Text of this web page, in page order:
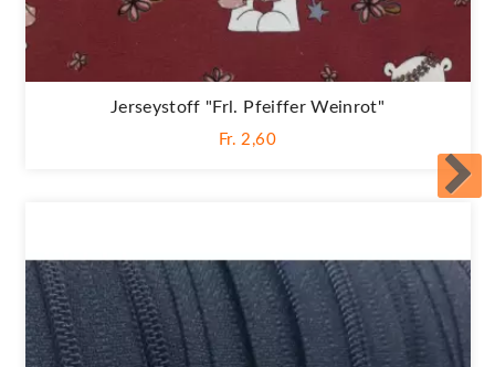
Jerseystoff "Frl. Pfeiffer Weinrot"
Fr. 2,60